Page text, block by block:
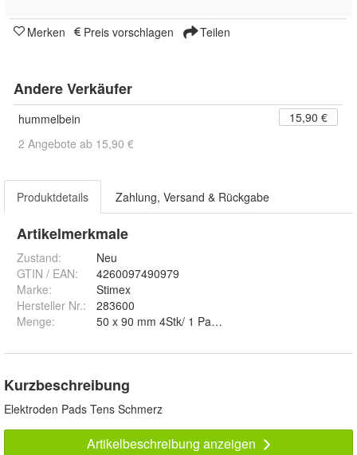
Merken Preis vorschlagen Teilen
Andere Verkäufer
hummelbein
15,90 €
2 Angebote ab 15,90 €
Produktdetails Zahlung, Versand & Rückgabe
Artikelmerkmale
Zustand:
Neu
GTIN / EAN:
4260097490979
Marke:
Stimex
Hersteller Nr.:
283600
Menge:
Kurzbeschreibung
Elektroden Pads Tens Schmerz
Artikelbeschreibung anzeigen